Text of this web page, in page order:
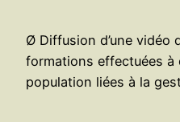
Ø Diffusion d’une vidéo
formations effectuées à
population liées à la